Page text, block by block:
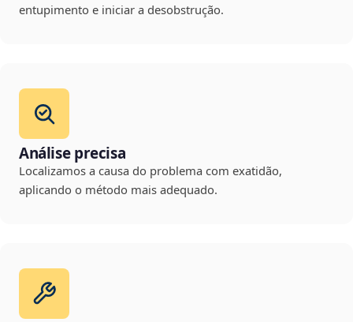
entupimento e iniciar a desobstrução.
Análise precisa
Localizamos a causa do problema com exatidão,
aplicando o método mais adequado.